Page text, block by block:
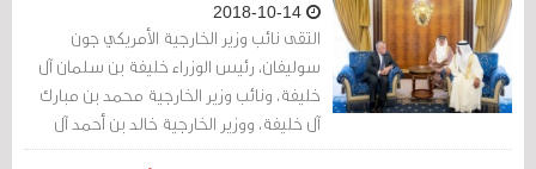
التقى نائب وزير الخارجية الأمريكي جون
سوليفان، رئيس الوزراء خليفة بن سلمان آل
خليفة، ونائب وزير الخارجية محمد بن مبارك
آل خليفة، ووزير الخارجية خالد بن أحمد آل
خليفة، وذلك خلال زيارته للبحرين